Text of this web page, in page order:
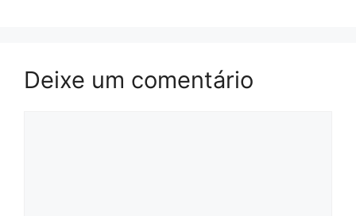
Deixe um comentário